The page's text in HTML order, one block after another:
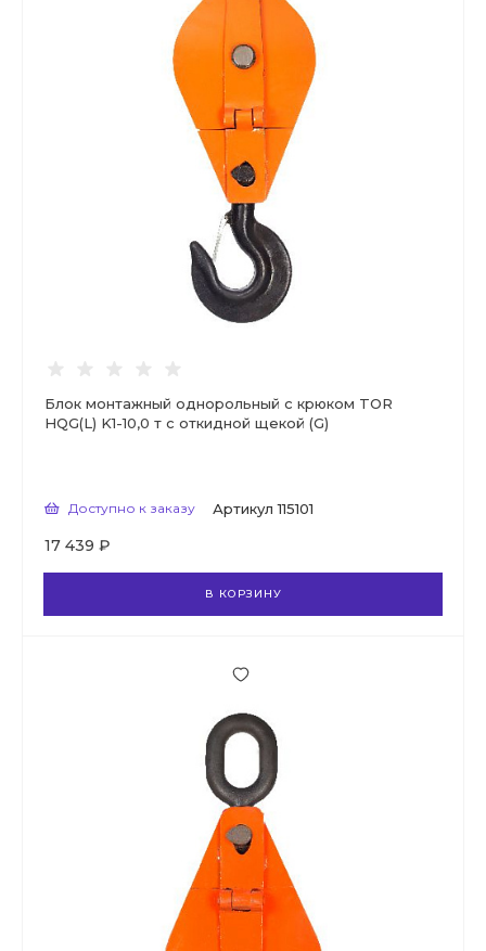
Блок монтажный однорольный с крюком TOR
HQG(L) K1-10,0 т с откидной щекой (G)
Доступно к заказу Артикул 115101
17 439 ₽
В КОРЗИНУ